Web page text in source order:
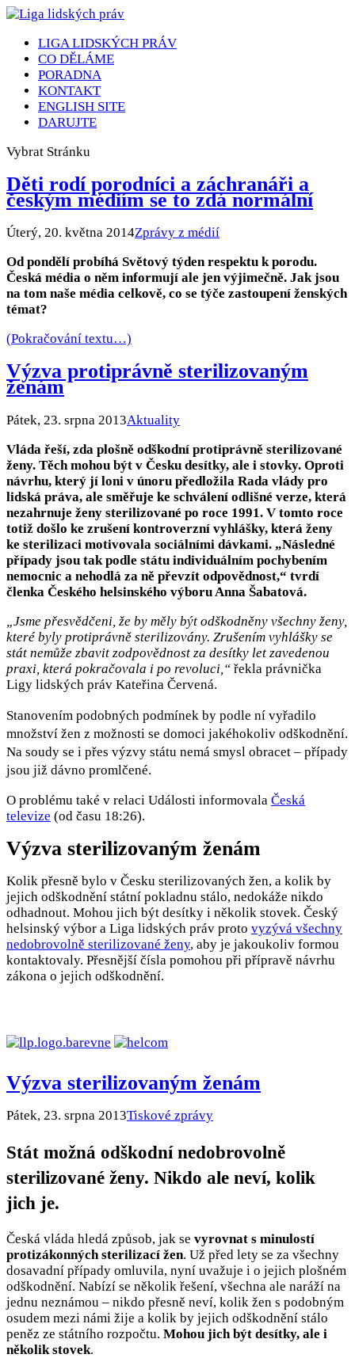
LIGA LIDSKÝCH PRÁV
CO DĚLÁME
PORADNA
KONTAKT
ENGLISH SITE
DARUJTE
Vybrat Stránku
Děti rodí porodníci a záchranáři a
českým médiím se to zdá normální
Úterý, 20. května 2014Zprávy z médií
Od pondělí probíhá Světový týden respektu k porodu.
Česká média o něm informují ale jen výjimečně. Jak jsou
na tom naše média celkově, co se týče zastoupení ženských
témat?
(Pokračování textu…)
Výzva protiprávně sterilizovaným
ženám
Pátek, 23. srpna 2013Aktuality
Vláda řeší, zda plošně odškodní protiprávně sterilizované
ženy. Těch mohou být v Česku desítky, ale i stovky. Oproti
návrhu, který jí loni v únoru předložila Rada vlády pro
lidská práva, ale směřuje ke schválení odlišné verze, která
nezahrnuje ženy sterilizované po roce 1991. V tomto roce
totiž došlo ke zrušení kontroverzní vyhlášky, která ženy
ke sterilizaci motivovala sociálními dávkami. „Následné
případy jsou tak podle státu individuálním pochybením
nemocnic a nehodlá za ně převzít odpovědnost,“ tvrdí
členka Českého helsinského výboru Anna Šabatová.
„Jsme přesvědčeni, že by měly být odškodněny všechny ženy,
které byly protiprávně sterilizovány. Zrušením vyhlášky se
stát nemůže zbavit zodpovědnost za desítky let zavedenou
praxi, která pokračovala i po revoluci,“ řekla právnička
Ligy lidských práv Kateřina Červená.
Stanovením podobných podmínek by podle ní vyřadilo
množství žen z možnosti se domoci jakéhokoliv odškodnění.
Na soudy se i přes výzvy státu nemá smysl obracet – případy
jsou již dávno promlčené.
O problému také v relaci Události informovala Česká
televize (od času 18:26).
Výzva sterilizovaným ženám
Kolik přesně bylo v Česku sterilizovaných žen, a kolik by
jejich odškodnění státní pokladnu stálo, nedokáže nikdo
odhadnout. Mohou jich být desítky i několik stovek. Český
helsinský výbor a Liga lidských práv proto vyzývá všechny
nedobrovolně sterilizované ženy, aby je jakoukoliv formou
kontaktovaly. Přesnější čísla pomohou při přípravě návrhu
zákona o jejich odškodnění.
Výzva sterilizovaným ženám
Pátek, 23. srpna 2013Tiskové zprávy
Stát možná odškodní nedobrovolně
sterilizované ženy. Nikdo ale neví, kolik
jich je.
Česká vláda hledá způsob, jak se vyrovnat s minulostí
protizákonných sterilizací žen. Už před lety se za všechny
dosavadní případy omluvila, nyní uvažuje i o jejich plošném
odškodnění. Nabízí se několik řešení, všechna ale naráží na
jednu neznámou – nikdo přesně neví, kolik žen s podobným
osudem mezi námi žije a kolik by jejich odškodnění stálo
peněz ze státního rozpočtu. Mohou jich být desítky, ale i
několik stovek.